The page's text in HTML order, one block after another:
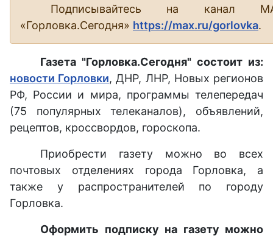
Подписывайтесь на канал
«Горловка.Сегодня» https://max.ru/gorlovka.
Газета "Горловка.Сегодня" состоит из:
новости Горловки, ДНР, ЛНР, Новых регионов
РФ, России и мира, программы телепередач
(75 популярных телеканалов), объявлений,
рецептов, кроссвордов, гороскопа.
Приобрести газету можно во всех
почтовых отделениях города Горловка, а
также у распространителей по городу
Горловка.
Оформить подписку на газету можно